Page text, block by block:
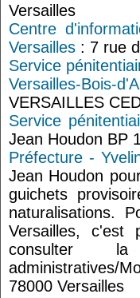
Versailles
Centre
Versailles : 7 rue
Service
Versailles-Bois-
VERSAILLES
Service
Jean Houdon BP
Préfecture -
Jean Houdon
guichets
naturalisations.
Versailles, c'est
consulter la
administratives/
78000 Versailles